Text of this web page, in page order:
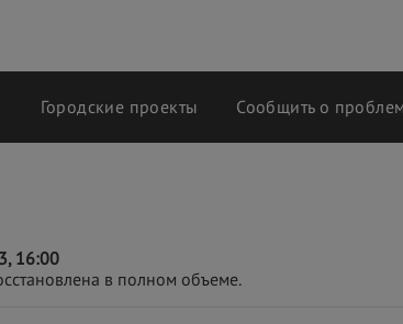
Городские проекты Сообщить о
16:00
в полном объеме.